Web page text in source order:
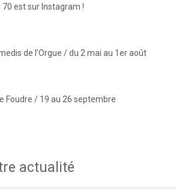
70 est sur Instagram !
de l’Orgue / du 2 mai au 1er août
Foudre / 19 au 26 septembre
actualité